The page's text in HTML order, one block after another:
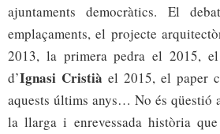
ajuntaments democràtics. El
emplaçaments, el projecte
2013, la primera pedra el 2015, el
d’Ignasi Cristià el 2015, el paper
aquests últims anys… No és qüestió
la llarga i enrevessada història